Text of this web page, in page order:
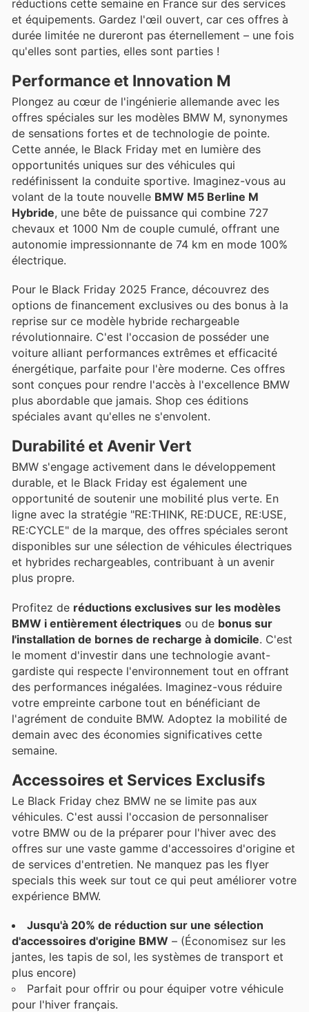
réductions cette semaine en France sur des services
et équipements. Gardez l'œil ouvert, car ces offres à
durée limitée ne dureront pas éternellement – une fois
qu'elles sont parties, elles sont parties !
Performance et Innovation M
Plongez au cœur de l'ingénierie allemande avec les
offres spéciales sur les modèles BMW M, synonymes
de sensations fortes et de technologie de pointe.
Cette année, le Black Friday met en lumière des
opportunités uniques sur des véhicules qui
redéfinissent la conduite sportive. Imaginez-vous au
volant de la toute nouvelle BMW M5 Berline M
Hybride, une bête de puissance qui combine 727
chevaux et 1000 Nm de couple cumulé, offrant une
autonomie impressionnante de 74 km en mode 100%
électrique.
Pour le Black Friday 2025 France, découvrez des
options de financement exclusives ou des bonus à la
reprise sur ce modèle hybride rechargeable
révolutionnaire. C'est l'occasion de posséder une
voiture alliant performances extrêmes et efficacité
énergétique, parfaite pour l'ère moderne. Ces offres
sont conçues pour rendre l'accès à l'excellence BMW
plus abordable que jamais. Shop ces éditions
spéciales avant qu'elles ne s'envolent.
Durabilité et Avenir Vert
BMW s'engage activement dans le développement
durable, et le Black Friday est également une
opportunité de soutenir une mobilité plus verte. En
ligne avec la stratégie "RE:THINK, RE:DUCE, RE:USE,
RE:CYCLE" de la marque, des offres spéciales seront
disponibles sur une sélection de véhicules électriques
et hybrides rechargeables, contribuant à un avenir
plus propre.
Profitez de réductions exclusives sur les modèles
BMW i entièrement électriques ou de bonus sur
l'installation de bornes de recharge à domicile. C'est
le moment d'investir dans une technologie avant-
gardiste qui respecte l'environnement tout en offrant
des performances inégalées. Imaginez-vous réduire
votre empreinte carbone tout en bénéficiant de
l'agrément de conduite BMW. Adoptez la mobilité de
demain avec des économies significatives cette
semaine.
Accessoires et Services Exclusifs
Le Black Friday chez BMW ne se limite pas aux
véhicules. C'est aussi l'occasion de personnaliser
votre BMW ou de la préparer pour l'hiver avec des
offres sur une vaste gamme d'accessoires d'origine et
de services d'entretien. Ne manquez pas les flyer
specials this week sur tout ce qui peut améliorer votre
expérience BMW.
Jusqu'à 20% de réduction sur une sélection
d'accessoires d'origine BMW – (Économisez sur les
jantes, les tapis de sol, les systèmes de transport et
plus encore)
Parfait pour offrir ou pour équiper votre véhicule
pour l'hiver français.